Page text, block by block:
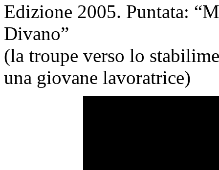
Edizione 2005. Puntata:
Divano”
(la troupe verso lo
una giovane lavoratrice)